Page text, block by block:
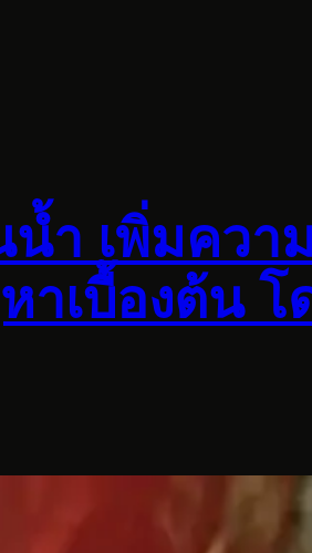
ำ เพิ่มควา
เบื้องต้น โ